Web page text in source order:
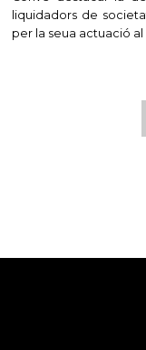
liquidadors de
per la seua actuació